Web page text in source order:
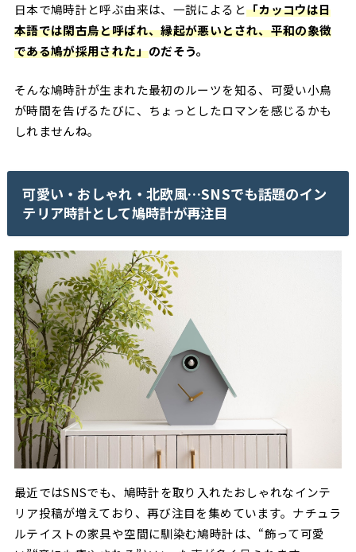
日本で鳩時計と呼ぶ由来は、一説によると「カッコウは日
本語では閑古鳥と呼ばれ、縁起が悪いとされ、平和の象徴
である鳩が採用された」のだそう。
そんな鳩時計が生まれた最初のルーツを知る、可愛い小鳥
が時間を告げるたびに、ちょっとしたロマンを感じるかも
しれませんね。
可愛い・おしゃれ・北欧風…SNSでも話題のイン
テリア時計として鳩時計が再注目
最近ではSNSでも、鳩時計を取り入れたおしゃれなインテ
リア投稿が増えており、再び注目を集めています。ナチュラ
ルテイストの家具や空間に馴染む鳩時計は、“飾って可愛